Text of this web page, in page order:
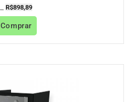
R$898,89
Comprar